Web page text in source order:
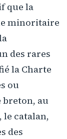
que la
minoritaire
des rares
la Charte
ou
au
le catalan,
des